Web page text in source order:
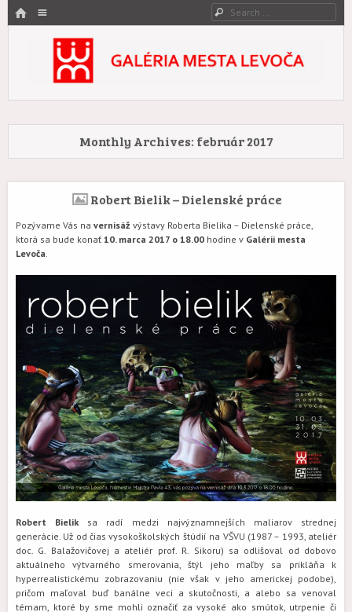
HOME Search
Galéria mesta Levoča
Monthly Archives: február 2017
Robert Bielik – Dielenské práce
Pozývame Vás na vernisáž výstavy Roberta Bielika – Dielenské práce,
ktorá sa bude konať 10. marca 2017 o 18.00 hodine v Galérii mesta
Levoča.
Robert Bielik sa radí medzi najvýznamnejších maliarov strednej
generácie. Už od čias vysokoškolských štúdií na VŠVU (1987 – 1993, ateliér
doc. G. Balažovičovej a ateliér prof. R. Sikoru) sa odlišoval od dobovo
aktuálneho výtvarného smerovania, štýl jeho maľby sa prikláňa k
hyperrealistickému zobrazovaniu (nie však v jeho americkej podobe),
pričom maľoval buď banálne veci a skutočnosti, a alebo sa venoval
témam, ktoré by sme mohli označiť za vysoké ako smútok, utrpenie či